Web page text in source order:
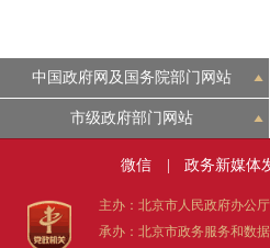
中国政府网及国务院部门网站
市级政府部门网站
微信 政务新媒体
主办：北京市人民政府办公厅
承办：北京市政务服务和数